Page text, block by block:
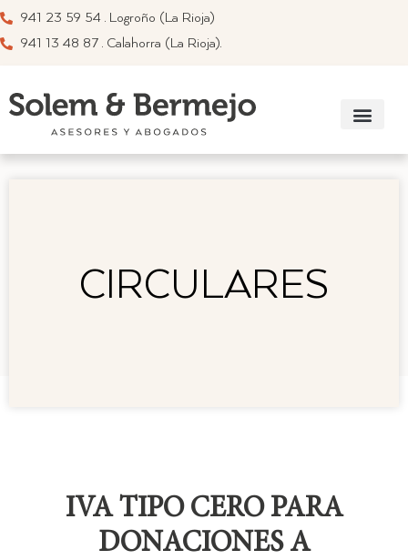
941 23 59 54 . Logroño (La Rioja)
941 13 48 87 . Calahorra (La Rioja).
CIRCULARES
IVA TIPO CERO PARA
DONACIONES A